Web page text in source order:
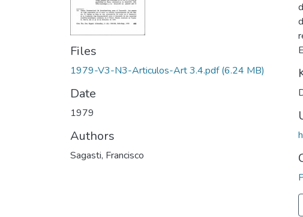
Files
1979-V3-N3-Articulos-Art 3.4.pdf(6.24 MB)
Date
1979
Authors
Sagasti, Francisco